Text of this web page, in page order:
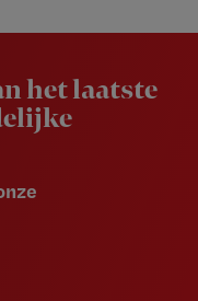
het laatste